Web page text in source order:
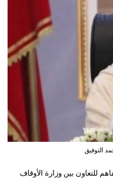
التوفيق
للتعاون بين وزارة الأوقاف